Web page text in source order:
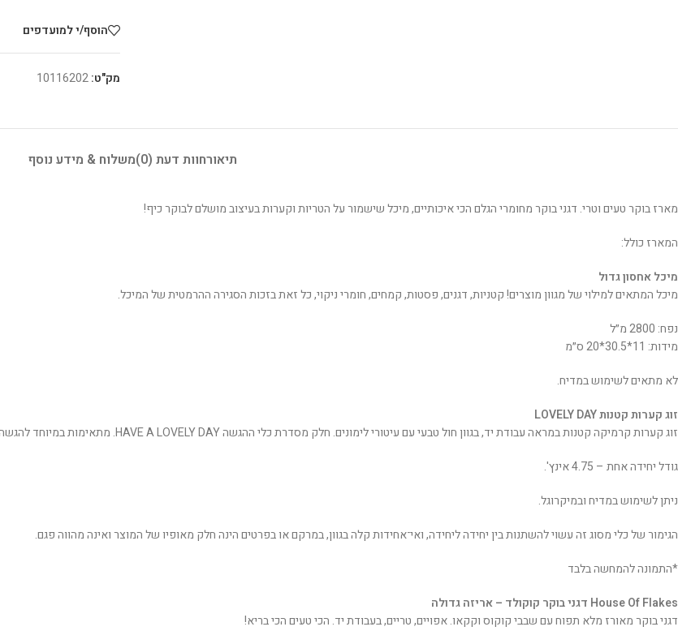
הוסף/י למועדפים
מק"ט:10116202
תיאורחוות דעת (0) משלוח & מידע נוסף
מארז בוקר טעים וטרי. דגני בוקר מחומרי הגלם הכי איכותיים, מיכל שישמור על הטריות וקערות בעיצוב מושלם לבוקר כיף!
המארז כולל:
מיכל אחסון גדול
מיכל המתאים למילוי של מגוון מוצרים! קטניות, דגנים, פסטות, קמחים, חומרי ניקוי, כל זאת בזכות הסגירה ההרמטית של המיכל.
נפח: 2800 מ״ל
מידות: 11*30.5*20 ס״מ
לא מתאים לשימוש במדיח.
זוג קערות קטנות LOVELY DAY
זוג קערות קרמיקה קטנות במראה עבודת יד, בגוון חול טבעי עם עיטורי לימונים. חלק מסדרת כלי ההגשה HAVE A LOVELY DAY. מתאימות במיוחד להגשה של רטבים, פיצוחים, ממרחים, פירות יער ועוד.
גודל יחידה אחת – 4.75 אינץ'.
ניתן לשימוש במדיח ובמיקרוגל.
הגימור של כלי מסוג זה עשוי להשתנות בין יחידה ליחידה, ואי־אחידות קלה בגוון, במרקם או בפרטים הינה חלק מאופיו של המוצר ואינה מהווה פגם.
*התמונה להמחשה בלבד
House Of Flakes דגני בוקר קוקולד – אריזה גדולה
דגני בוקר מאורז מלא תפוח עם שבבי קוקוס וקקאו. אפויים, טריים, בעבודת יד. הכי טעים הכי בריא!